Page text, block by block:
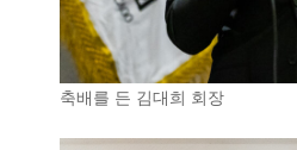
축배를 든 김대희 회장